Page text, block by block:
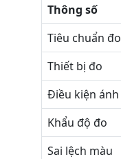
Thông số
Tiêu chuẩn
Thiết bị đo
Điều kiện ánh
Khẩu độ đo
Sai lệch màu